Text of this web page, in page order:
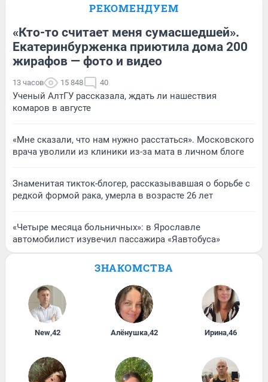
РЕКОМЕНДУЕМ
«Кто-то считает меня сумасшедшей».
Екатеринбурженка приютила дома 200
жирафов — фото и видео
13 часов 15 848 40
Ученый АлтГУ рассказала, ждать ли нашествия
комаров в августе
«Мне сказали, что нам нужно расстаться». Московского
врача уволили из клиники из-за мата в личном блоге
Знаменитая тикток-блогер, рассказывавшая о борьбе с
редкой формой рака, умерла в возрасте 26 лет
«Четыре месяца больничных»: в Ярославле
автомобилист изувечил пассажира «Яавтобуса»
ЗНАКОМСТВА
New,42 Алёнушка,42 Ирина,46